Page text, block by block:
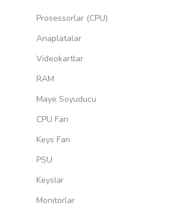
Prosessorlar (CPU)
Anaplatalar
Videokartlar
RAM
Maye Soyuducu
CPU Fan
Keys Fan
PSU
Keyslər
Monitorlar